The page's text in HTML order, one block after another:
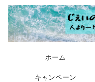
ホーム
キャンペーン